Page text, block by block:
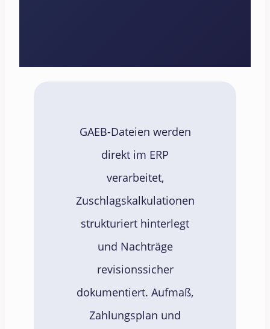
GAEB-Dateien werden
direkt im ERP
verarbeitet,
Zuschlagskalkulationen
strukturiert hinterlegt
und Nachträge
revisionssicher
dokumentiert. Aufmaß,
Zahlungsplan und